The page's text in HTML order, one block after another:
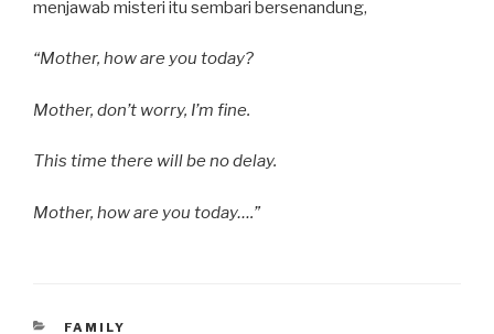
menjawab misteri itu sembari bersenandung,
“Mother, how are you today?
Mother, don’t worry, I’m fine.
This time there will be no delay.
Mother, how are you today….”
CATEGORIES
FAMILY